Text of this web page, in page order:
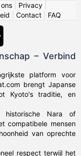
Privacy
Contact FAQ
– Verbind
platform voor
brengt Japanse
Kyoto's traditie, en
Nara of
compatibele mensen
van oprechte
respect terwijl het